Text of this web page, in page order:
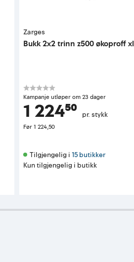
Zarges
Bukk 2x2 trinn z500 økoproff xl
Kampanje utløper om 23 dager
1 224⁵⁰ pr. stykk
Før1 224,50
Tilgjengelig i 15 butikker
Kun tilgjengelig i butikk